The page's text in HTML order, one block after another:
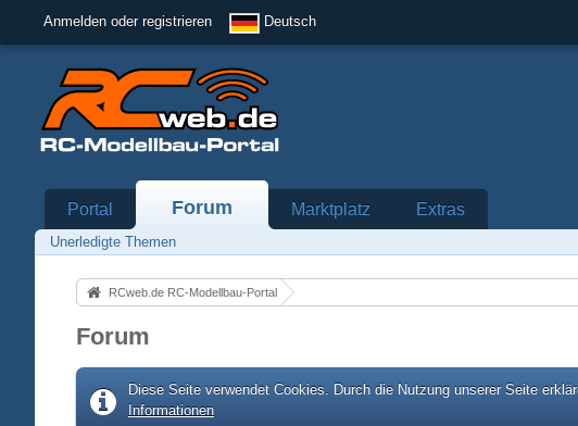
Anmelden oder registrieren Deutsch
Portal Forum Marktplatz Extras
Unerledigte Themen
RCweb.de RC-Modellbau-Portal
Forum
Diese Seite verwendet Cookies. Durch die Nutzung unserer Seite
Informationen